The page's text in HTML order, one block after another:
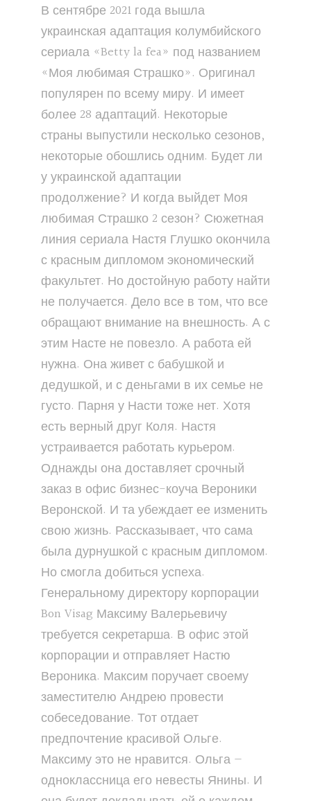
В сентябре 2021 года вышла
украинская адаптация колумбийского
сериала «Betty la fea» под названием
«Моя любимая Страшко». Оригинал
популярен по всему миру. И имеет
более 28 адаптаций. Некоторые
страны выпустили несколько сезонов,
некоторые обошлись одним. Будет ли
у украинской адаптации
продолжение? И когда выйдет Моя
любимая Страшко 2 сезон? Сюжетная
линия сериала Настя Глушко окончила
с красным дипломом экономический
факультет. Но достойную работу найти
не получается. Дело все в том, что все
обращают внимание на внешность. А с
этим Насте не повезло. А работа ей
нужна. Она живет с бабушкой и
дедушкой, и с деньгами в их семье не
густо. Парня у Насти тоже нет. Хотя
есть верный друг Коля. Настя
устраивается работать курьером.
Однажды она доставляет срочный
заказ в офис бизнес-коуча Вероники
Веронской. И та убеждает ее изменить
свою жизнь. Рассказывает, что сама
была дурнушкой с красным дипломом.
Но смогла добиться успеха.
Генеральному директору корпорации
Bon Visag Максиму Валерьевичу
требуется секретарша. В офис этой
корпорации и отправляет Настю
Вероника. Максим поручает своему
заместителю Андрею провести
собеседование. Тот отдает
предпочтение красивой Ольге.
Максиму это не нравится. Ольга —
одноклассница его невесты Янины. И